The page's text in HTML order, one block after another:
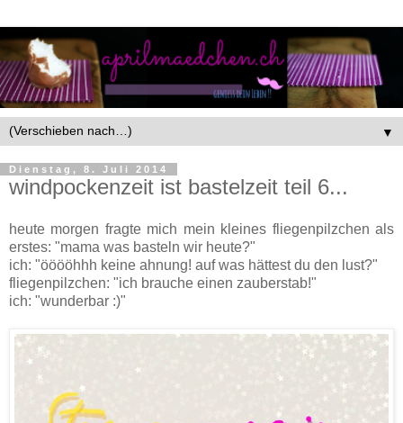
▼
Dienstag, 8. Juli 2014
windpockenzeit ist bastelzeit teil 6...
heute morgen fragte mich mein kleines fliegenpilzchen als
erstes: "mama was basteln wir heute?"
ich: "ööööhhh keine ahnung! auf was hättest du den lust?"
fliegenpilzchen: "ich brauche einen zauberstab!"
ich: "wunderbar :)"